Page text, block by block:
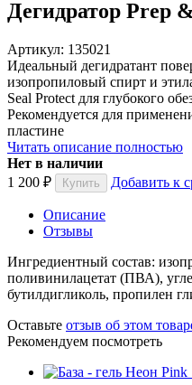
Дегидратор Prep
Артикул: 135021
Идеальный дегидратант
изопропиловый спирт и
Seal Protect для глубокого
Рекомендуется для
пластине
Читать описание полностью
Нет в наличии
1 200 ₽ Добавить к
Описание
Отзывы
Ингредиентный состав:
поливинилацетат (ПВА),
бутилдигликоль, пропилен
Оставьте отзыв об этом
Рекомендуем посмотреть